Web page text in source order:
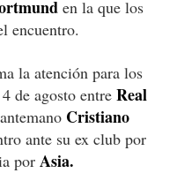
en la que los
encuentro.
la atención para los
de agosto entre Real
Cristiano
ante su ex club por
por Asia.